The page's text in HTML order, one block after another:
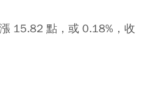
15.82 點，或 0.18%，收